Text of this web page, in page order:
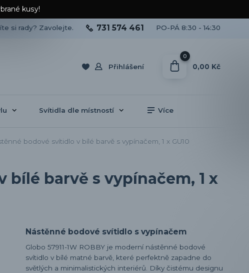
kusy!
Přihlášení
si rady? Zavolejte. 731 574 461 PO-PÁ 8:30 - 14:30
0
0,00 Kč
Svítidla dle místností Více
bodové svítidlo v bílé barvě s vypínačem, 1 x GU10
bílé barvě s vypínačem, 1 x
Nástěnné bodové svítidlo s vypínačem
Globo 57911-1W ROBBY je moderní nástěnné bodové
svítidlo v bílé matné barvě, které perfektně zapadne do
světlých a minimalistických interiérů. Díky čistému designu